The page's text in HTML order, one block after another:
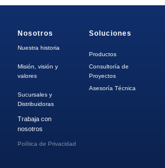
Nosotros
Nuestra historia
Misión, visión y
valores
Sucursales y
Distribuidoras
Trabaja con
nosotros
Política de Privacidad
Soluciones
Productos
Consultoría de
Proyectos
Asesoría Técnica